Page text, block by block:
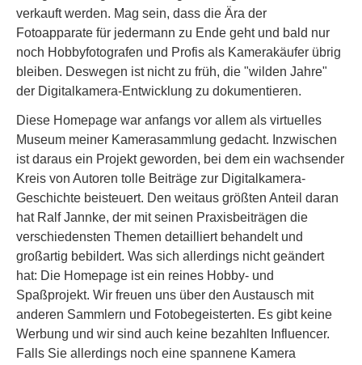
verkauft werden. Mag sein, dass die Ära der
Fotoapparate für jedermann zu Ende geht und bald nur
noch Hobbyfotografen und Profis als Kamerakäufer übrig
bleiben. Deswegen ist nicht zu früh, die "wilden Jahre"
der Digitalkamera-Entwicklung zu dokumentieren.
Diese Homepage war anfangs vor allem als virtuelles
Museum meiner Kamerasammlung gedacht. Inzwischen
ist daraus ein Projekt geworden, bei dem ein wachsender
Kreis von Autoren tolle Beiträge zur Digitalkamera-
Geschichte beisteuert. Den weitaus größten Anteil daran
hat Ralf Jannke, der mit seinen Praxisbeiträgen die
verschiedensten Themen detailliert behandelt und
großartig bebildert. Was sich allerdings nicht geändert
hat: Die Homepage ist ein reines Hobby- und
Spaßprojekt. Wir freuen uns über den Austausch mit
anderen Sammlern und Fotobegeisterten. Es gibt keine
Werbung und wir sind auch keine bezahlten Influencer.
Falls Sie allerdings noch eine spannene Kamera